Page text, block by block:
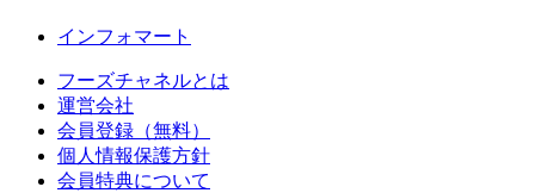
インフォマート
フーズチャネルとは
運営会社
会員登録（無料）
個人情報保護方針
会員特典について